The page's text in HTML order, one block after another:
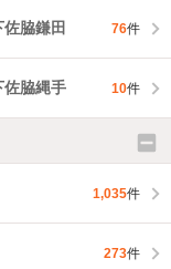
脇鎌田 76件
佐脇縄手 10件
1,035件
273件